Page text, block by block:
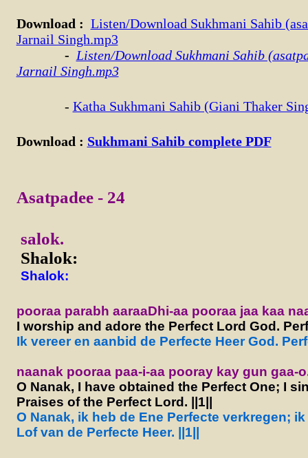
Download : Listen/Download Sukhmani Sahib
Jarnail Singh.mp3
- Listen/Download Sukhmani Sahib
Jarnail Singh.mp3
- Katha Sukhmani Sahib (Giani Thaker
Download : Sukhmani Sahib complete PDF
Asatpadee - 24
salok.
Shalok:
Shalok:
pooraa parabh aaraaDhi-aa pooraa jaa kaa
I worship and adore the Perfect Lord God.
Ik vereer en aanbid de Perfecte Heer God.
naanak pooraa paa-i-aa pooray kay gun gaa-
O Nanak, I have obtained the Perfect One; I
Praises of the Perfect Lord. ||1||
O Nanak, ik heb de Ene Perfecte verkregen;
Lof van de Perfecte Heer. ||1||